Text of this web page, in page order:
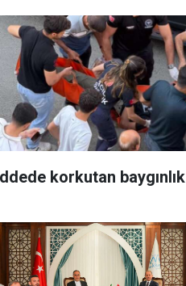
korkutan baygınlık